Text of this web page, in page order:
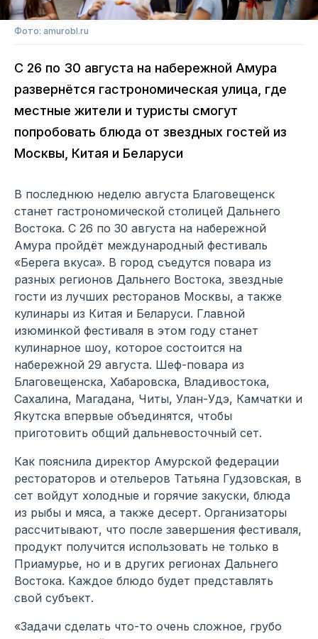
Фото: amurobl.ru
С 26 по 30 августа на набережной Амура
развернётся гастрономическая улица, где
местные жители и туристы смогут
попробовать блюда от звездных гостей из
Москвы, Китая и Беларуси
В последнюю неделю августа Благовещенск
станет гастрономической столицей Дальнего
Востока. С 26 по 30 августа на набережной
Амура пройдёт международный фестиваль
«Берега вкуса». В город съедутся повара из
разных регионов Дальнего Востока, звездные
гости из лучших ресторанов Москвы, а также
кулинары из Китая и Беларуси. Главной
изюминкой фестиваля в этом году станет
кулинарное шоу, которое состоится на
набережной 29 августа. Шеф-повара из
Благовещенска, Хабаровска, Владивостока,
Сахалина, Магадана, Читы, Улан-Удэ, Камчатки и
Якутска впервые объединятся, чтобы
приготовить общий дальневосточный сет.
Как пояснила директор Амурской федерации
рестораторов и отельеров Татьяна Гудзовская, в
сет войдут холодные и горячие закуски, блюда
из рыбы и мяса, а также десерт. Организаторы
рассчитывают, что после завершения фестиваля,
продукт получится использовать не только в
Приамурье, но и в других регионах Дальнего
Востока. Каждое блюдо будет представлять
свой субъект.
«Задачи сделать что-то очень сложное, грубо